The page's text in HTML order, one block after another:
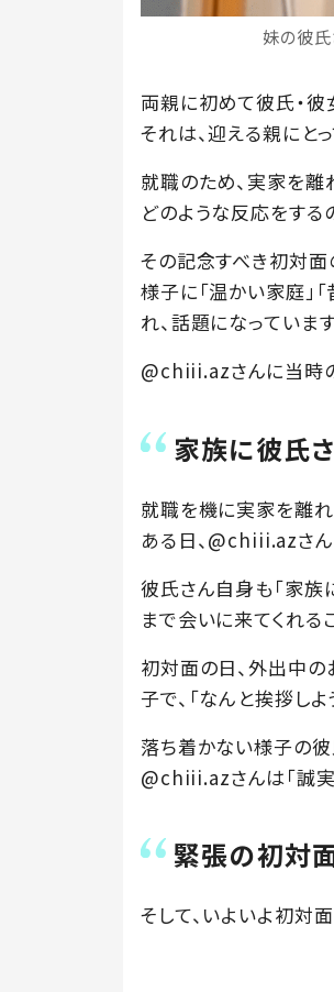
妹の彼
両親に初めて彼氏・彼
それは、迎える親にと
就職のため、実家を離
どのような反応をする
その記念すべき初対
様子に「温かい家庭」
れ、話題になっています
@chiii.azさんに当時
家族に彼氏
就職を機に実家を離れ
ある日、@chiii.azさん
彼氏さん自身も「家族
まで会いに来てくれる
初対面の日、外出中
子で、「なんと挨拶し
落ち着かない様子の彼
@chiii.azさんは「誠実
緊張の初対
そして、いよいよ初対